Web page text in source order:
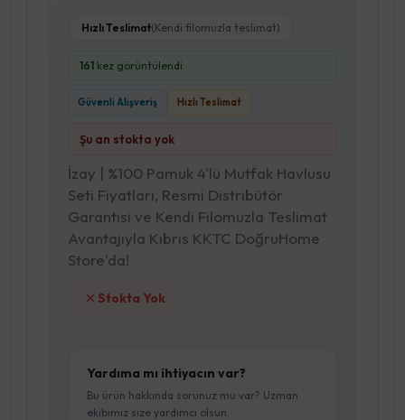
Hızlı Teslimat(Kendi filomuzla teslimat)
161 kez görüntülendi
Güvenli Alışveriş Hızlı Teslimat
Şu an stokta yok
İzay | %100 Pamuk 4'lü Mutfak Havlusu
Seti Fiyatları, Resmi Distribütör
Garantisi ve Kendi Filomuzla Teslimat
Avantajıyla Kıbrıs KKTC DoğruHome
Store'da!
Stokta Yok
Yardıma mı ihtiyacın var?
Bu ürün hakkında sorunuz mu var? Uzman
ekibimiz size yardımcı olsun.